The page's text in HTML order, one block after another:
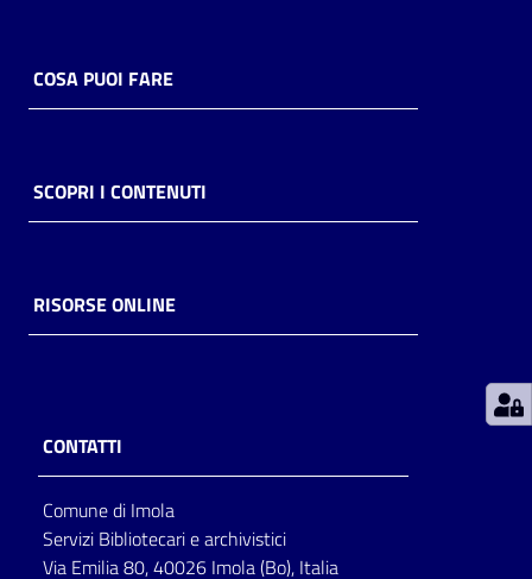
Casa
Piani
storico
per
lettura
COSA PUOI FARE
SCOPRI I CONTENUTI
RISORSE ONLINE
CONTATTI
Comune di Imola
Servizi Bibliotecari e archivistici
Via Emilia 80, 40026 Imola (Bo), Italia